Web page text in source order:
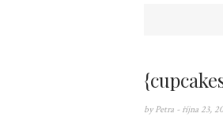
by Petra - října 23,